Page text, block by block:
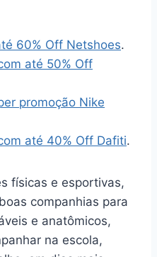
60% Off Netshoes.
até 50% Off
promoção Nike
até 40% Off Dafiti.
físicas e esportivas,
companhias para
e anatômicos,
na escola,